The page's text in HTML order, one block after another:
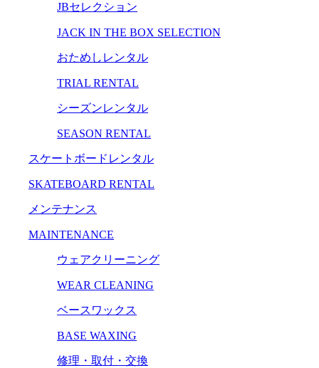
JBセレクション
JACK IN THE BOX SELECTION
おためしレンタル
TRIAL RENTAL
シーズンレンタル
SEASON RENTAL
スケートボードレンタル
SKATEBOARD RENTAL
メンテナンス
MAINTENANCE
ウェアクリーニング
WEAR CLEANING
ベースワックス
BASE WAXING
修理・取付・交換